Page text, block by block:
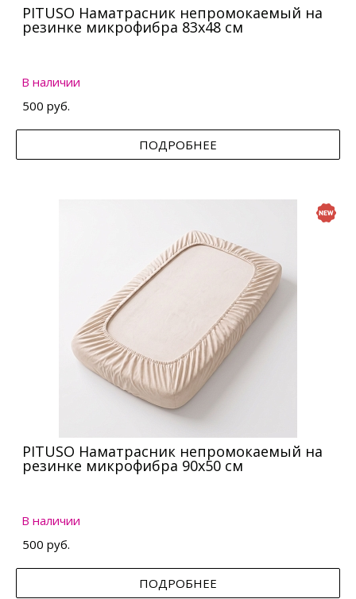
PITUSO Наматрасник непромокаемый на
резинке микрофибра 83х48 см
В наличии
500 руб.
ПОДРОБНЕЕ
PITUSO Наматрасник непромокаемый на
резинке микрофибра 90х50 см
В наличии
500 руб.
ПОДРОБНЕЕ